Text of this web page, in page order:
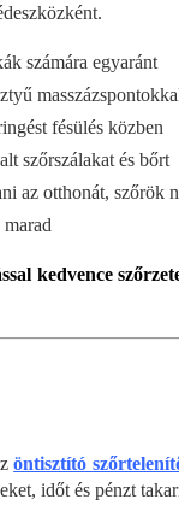
számára egyaránt
fésülés közben
szőrszálakat és bőrt
az otthonát, szőrök
kedvence
öntisztító
időt és pénzt